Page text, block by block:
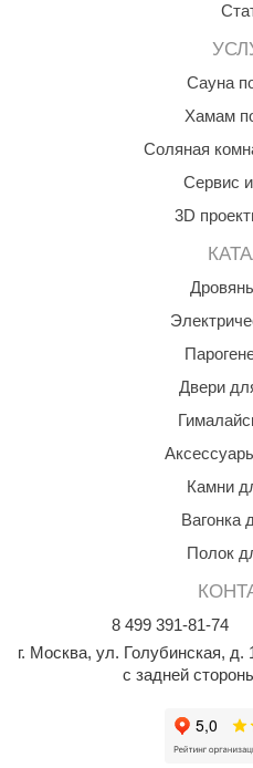
Сауна
Хамам
Соляная
Сервис
3D
Двери
Камни
Вагонка
Полок
8 499 391-81-74
г. Москва, ул. Голубинская,
с задней